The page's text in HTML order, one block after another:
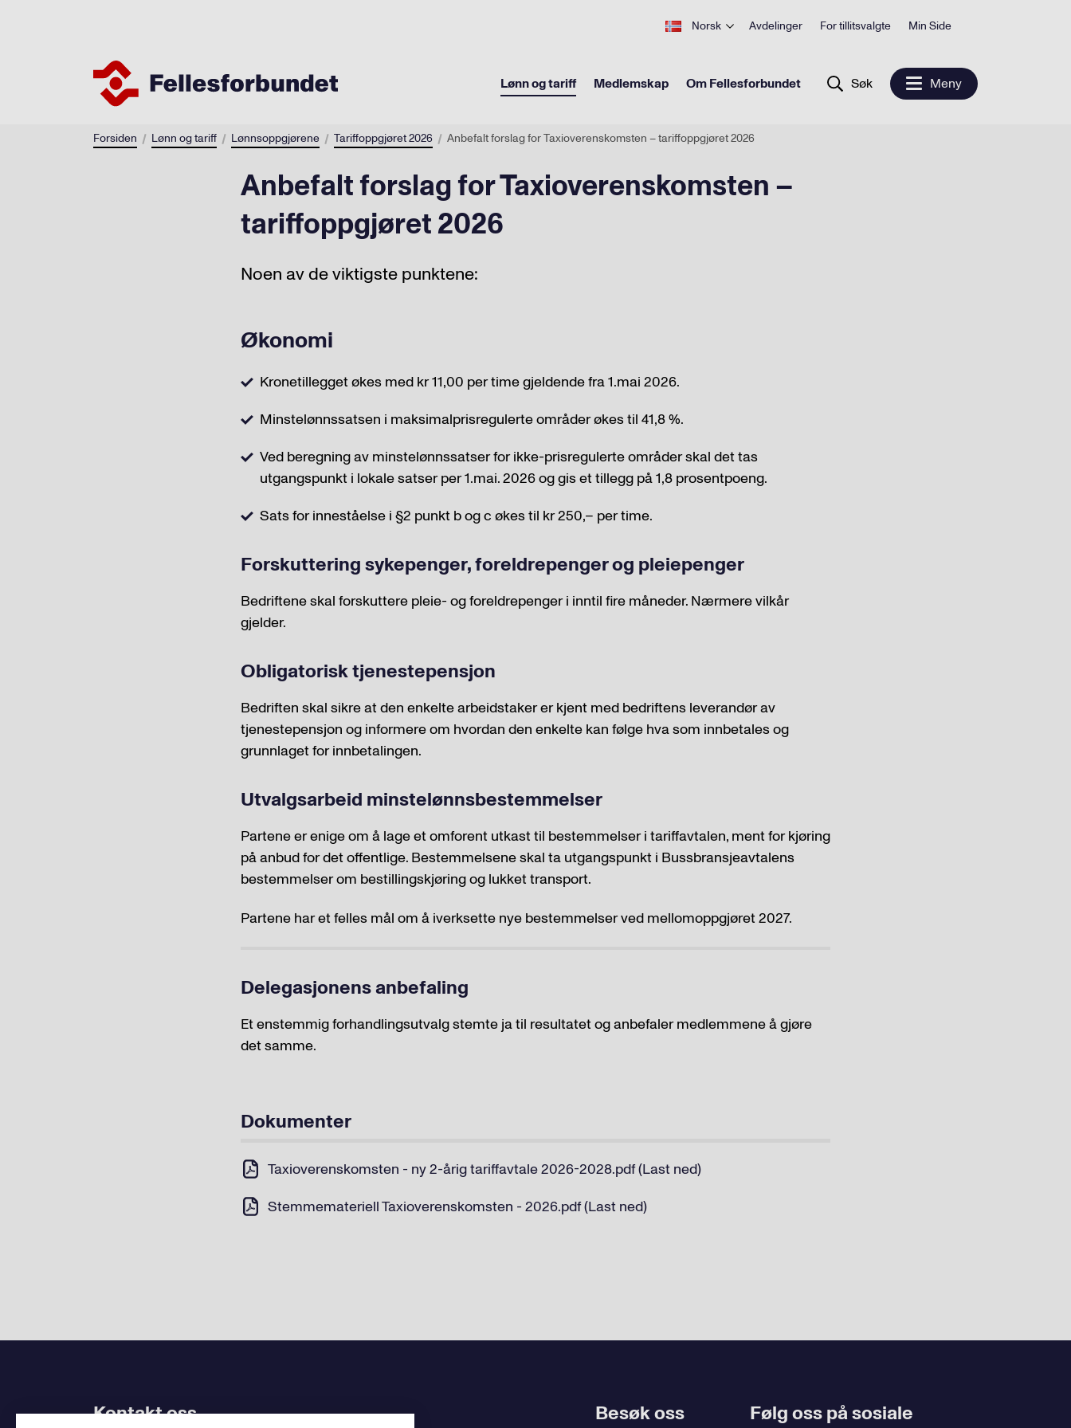
Norsk Avdelinger For tillitsvalgte Min Side
Lønn og tariff Medlemskap Om Fellesforbundet Søk Meny
Forsiden Lønn og tariff Lønnsoppgjørene Tariffoppgjøret 2026 Anbefalt forslag for Taxioverenskomsten – tariffoppgjøret 2026
Anbefalt forslag for Taxioverenskomsten –
tariffoppgjøret 2026
Noen av de viktigste punktene:
Økonomi
Kronetillegget økes med kr 11,00 per time gjeldende fra 1.mai 2026.
Minstelønnssatsen i maksimalprisregulerte områder økes til 41,8 %.
Ved beregning av minstelønnssatser for ikke-prisregulerte områder skal det tas
utgangspunkt i lokale satser per 1.mai. 2026 og gis et tillegg på 1,8 prosentpoeng.
Sats for inneståelse i §2 punkt b og c økes til kr 250,– per time.
Forskuttering sykepenger, foreldrepenger og pleiepenger
Bedriftene skal forskuttere pleie- og foreldrepenger i inntil fire måneder. Nærmere vilkår
gjelder.
Obligatorisk tjenestepensjon
Bedriften skal sikre at den enkelte arbeidstaker er kjent med bedriftens leverandør av
tjenestepensjon og informere om hvordan den enkelte kan følge hva som innbetales og
grunnlaget for innbetalingen.
Utvalgsarbeid minstelønnsbestemmelser
Partene er enige om å lage et omforent utkast til bestemmelser i tariffavtalen, ment for kjøring
på anbud for det offentlige. Bestemmelsene skal ta utgangspunkt i Bussbransjeavtalens
bestemmelser om bestillingskjøring og lukket transport.
Partene har et felles mål om å iverksette nye bestemmelser ved mellomoppgjøret 2027.
Delegasjonens anbefaling
Et enstemmig forhandlingsutvalg stemte ja til resultatet og anbefaler medlemmene å gjøre
det samme.
Dokumenter
Taxioverenskomsten - ny 2-årig tariffavtale 2026-2028.pdf (Last ned)
Stemmemateriell Taxioverenskomsten - 2026.pdf (Last ned)
Kontakt oss Besøk oss
Følg oss på sosiale